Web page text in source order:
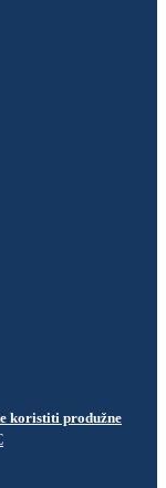
koristiti produžne